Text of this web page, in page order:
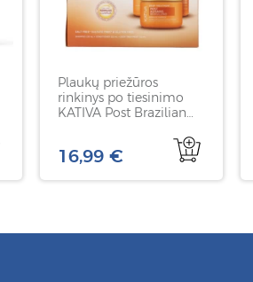
Plaukų priežūros
rinkinys po tiesinimo
KATIVA Post Brazilian
16,99 €